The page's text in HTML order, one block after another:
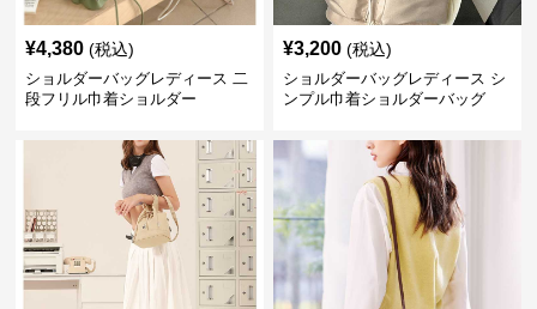
¥4,380 (税込)
ショルダーバッグレディース 二
段フリル巾着ショルダー
¥3,200 (税込)
ショルダーバッグレディース シ
ンプル巾着ショルダーバッグ